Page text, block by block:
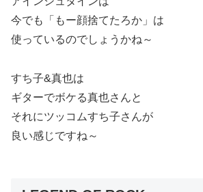
今でも「もー顔捨てたろか」は
使っているのでしょうかね～
すち子&真也は
ギターでボケる真也さんと
それにツッコムすち子さんが
良い感じですね～